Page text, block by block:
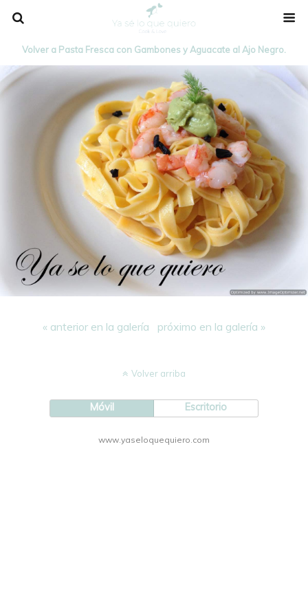
Volver a Pasta Fresca con Gambones y Aguacate al Ajo Negro.
« anterior en la galería próximo en la galería »
Volver arriba
Móvil Escritorio
www.yaseloquequiero.com